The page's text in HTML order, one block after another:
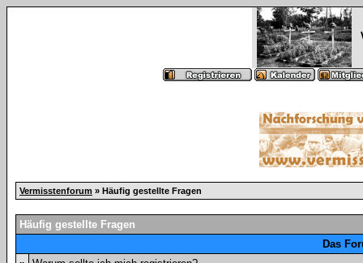
Vermisstenforum » Häufig gestellte Fragen
Häufig gestellte Fragen
Das